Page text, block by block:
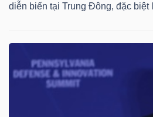
diễn biến tại Trung Đông, đặc biệt